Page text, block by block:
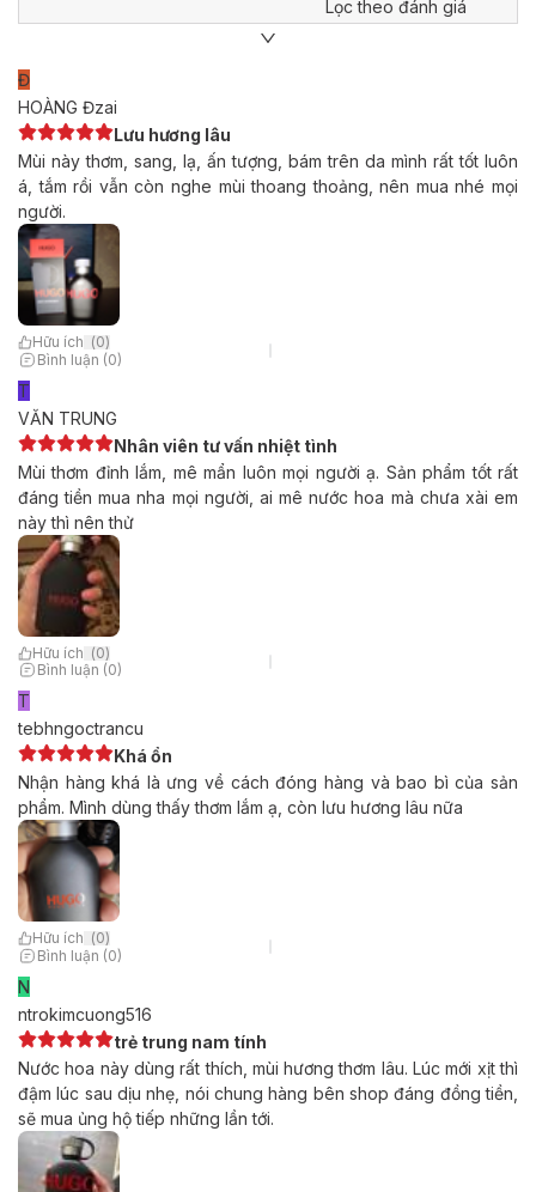
Lọc theo đánh giá
Đ
HOÀNG Đzai
Lưu hương lâu
Mùi này thơm, sang, lạ, ấn tượng, bám trên da mình rất tốt luôn
á, tắm rồi vẫn còn nghe mùi thoang thoảng, nên mua nhé mọi
người.
Hữu ích (0)
Bình luận (0)
T
VĂN TRUNG
Nhân viên tư vấn nhiệt tình
Mùi thơm đỉnh lắm, mê mẩn luôn mọi người ạ. Sản phẩm tốt rất
đáng tiền mua nha mọi người, ai mê nước hoa mà chưa xài em
này thì nên thử
Hữu ích (0)
Bình luận (0)
T
tebhngoctrancu
Khá ổn
Nhận hàng khá là ưng về cách đóng hàng và bao bì của sản
phẩm. Mình dùng thấy thơm lắm ạ, còn lưu hương lâu nữa
Hữu ích (0)
Bình luận (0)
N
ntrokimcuong516
trẻ trung nam tính
Nước hoa này dùng rất thích, mùi hương thơm lâu. Lúc mới xịt thì
đậm lúc sau dịu nhẹ, nói chung hàng bên shop đáng đồng tiền,
sẽ mua ủng hộ tiếp những lần tới.